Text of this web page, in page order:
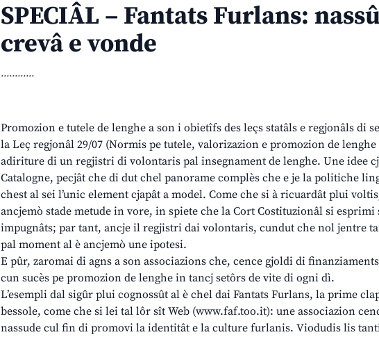
SPECIÂL – Fantats Furlans:
crevâ e vonde
............
Promozion e tutele de lenghe a son i obietîfs des leçs statâls e regjonâls di
la Leç regjonâl 29/07 (Normis pe tutele, valorizazion e promozion de
adiriture di un regjistri di volontaris pal insegnament de lenghe. Une idee
Catalogne, pecjât che di dut chel panorame complès che e je la politiche
chest al sei l’unic element cjapât a model. Come che si à ricuardât plui
ancjemò stade metude in vore, in spiete che la Cort Costituzionâl si
impugnâts; par tant, ancje il regjistri dai volontaris, cundut che nol jentre
pal moment al è ancjemò une ipotesi.
E pûr, zaromai di agns a son associazions che, cence gjoldi di
cun sucès pe promozion de lenghe in tancj setôrs de vite di ogni dì.
L’esempli dal sigûr plui cognossût al è chel dai Fantats Furlans, la prime
bessole, come che si lei tal lôr sît Web (www.faf.too.it): une associazion
nassude cul fin di promovi la identitât e la culture furlanis. Viodudis lis